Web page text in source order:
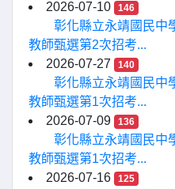
2026-07-10
146
彰化縣立永靖國民中
教師甄選第2次招考...
2026-07-27
140
彰化縣立永靖國民中
教師甄選第1次招考...
2026-07-09
136
彰化縣立永靖國民中
教師甄選第1次招考...
2026-07-16
125